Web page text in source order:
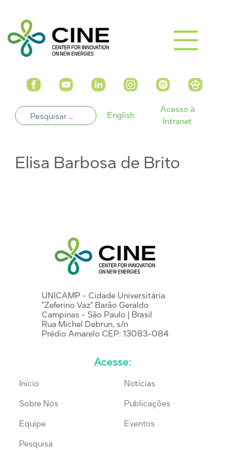
English
Acesso à
Intranet
Elisa Barbosa de Brito
UNICAMP - Cidade Universitária
"Zeferino Vaz" Barão Geraldo
Campinas - São Paulo | Brasil
Rua Michel Debrun, s/n
Prédio Amarelo CEP: 13083-084
Acesse:
Início
Sobre Nós
Equipe
Pesquisa
Notícias
Publicações
Eventos